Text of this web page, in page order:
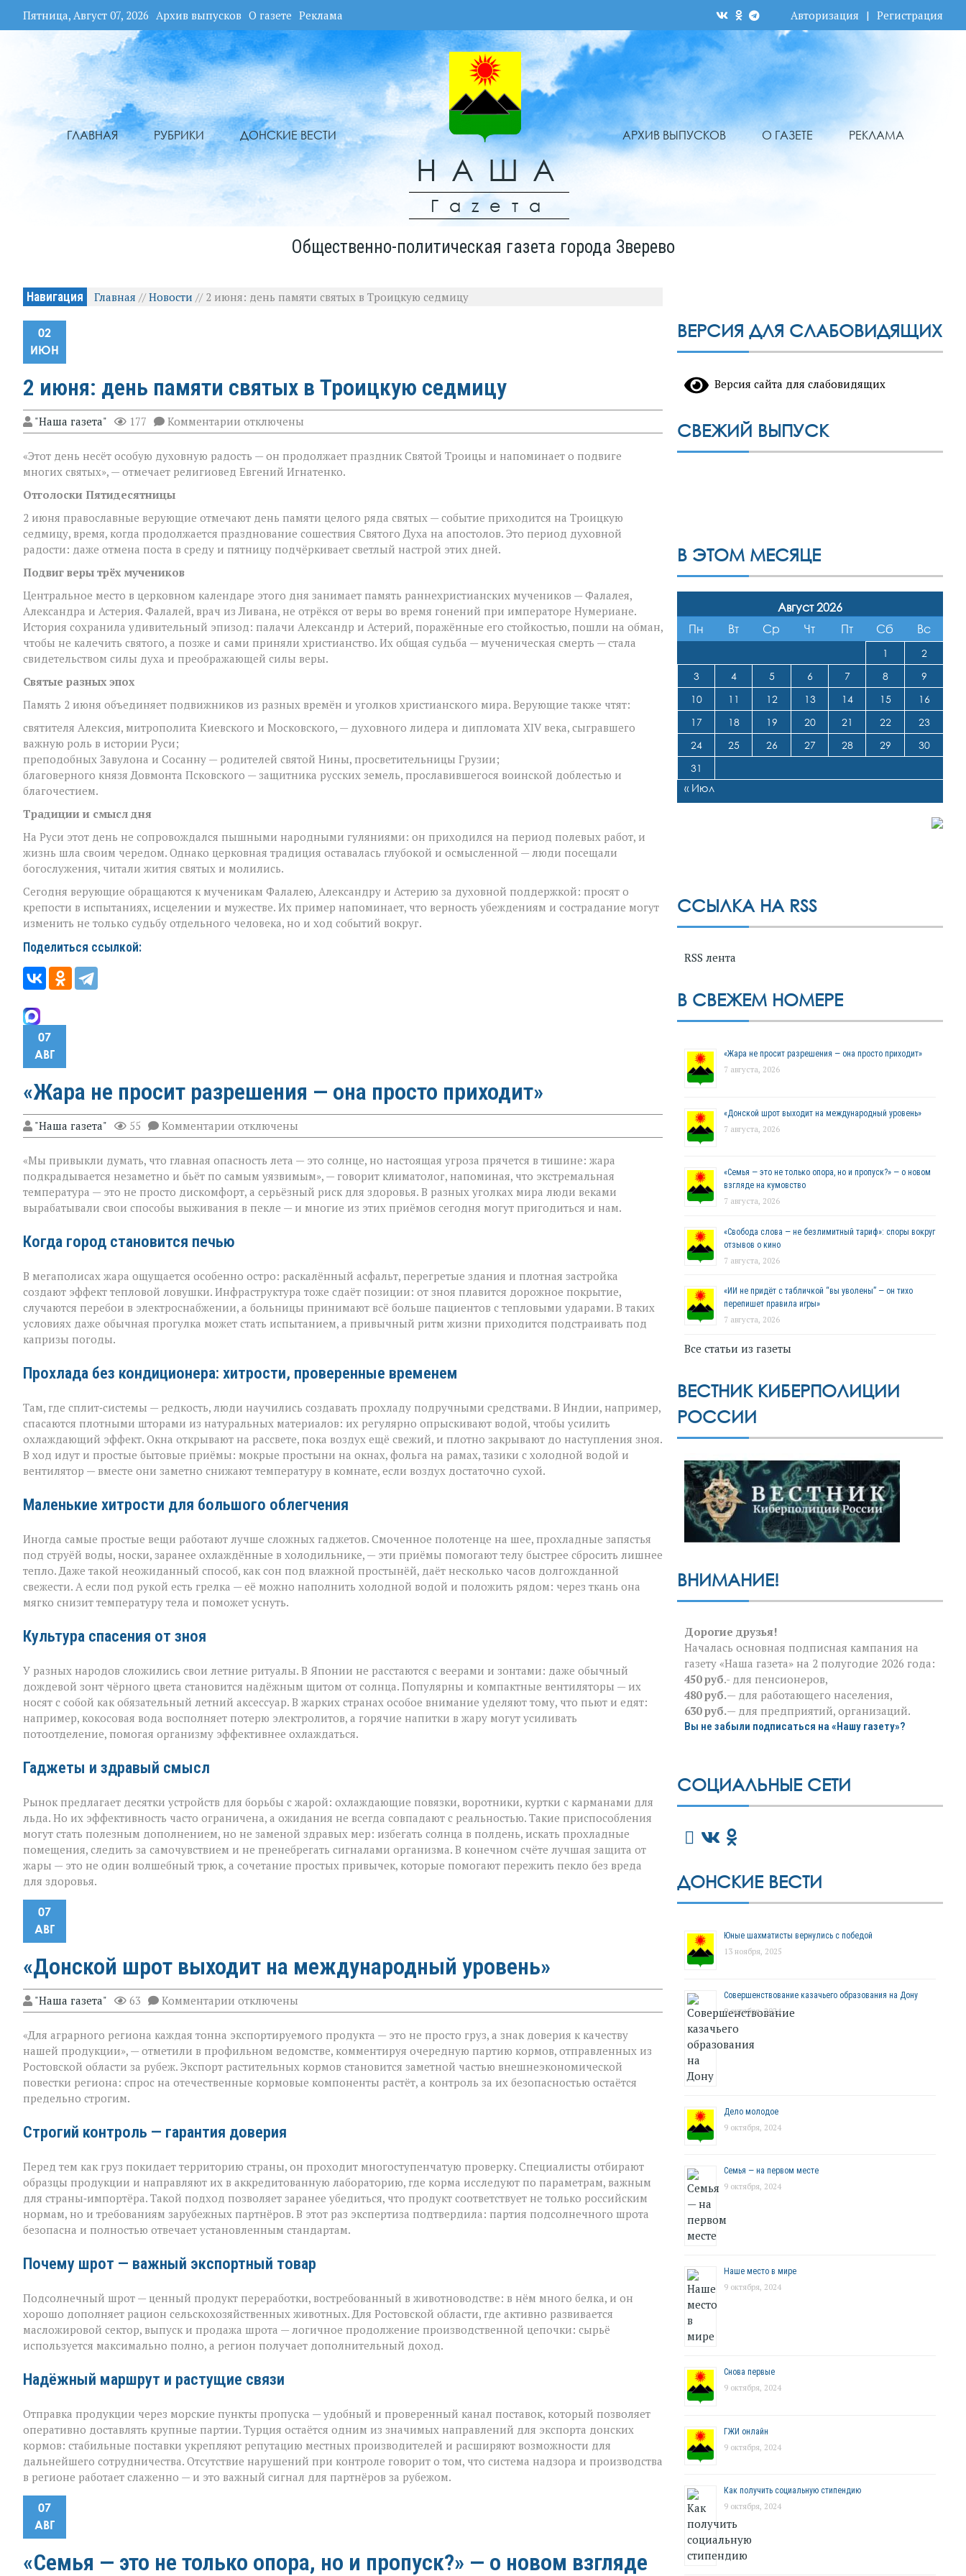
Пятница, Август 07, 2026 Архив выпусков О газете Реклама Авторизация | Регистрация
ГЛАВНАЯ РУБРИКИ ДОНСКИЕ ВЕСТИ
НАША
Гаzета
АРХИВ ВЫПУСКОВ О ГАЗЕТЕ РЕКЛАМА
Общественно-политическая газета города Зверево
Навигация Главная //Новости // 2 июня: день памяти святых в Троицкую седмицу
02
ИЮН
2 июня: день памяти святых в Троицкую седмицу
"Наша газета" 177 Комментарии к
записи
день
памяти
седмицу
отключены
«Этот день несёт особую духовную радость — он продолжает праздник Святой Троицы и напоминает о подвиге
многих святых», — отмечает религиовед Евгений Игнатенко.
Отголоски Пятидесятницы
2 июня православные верующие отмечают день памяти целого ряда святых — событие приходится на Троицкую
седмицу, время, когда продолжается празднование сошествия Святого Духа на апостолов. Это период духовной
радости: даже отмена поста в среду и пятницу подчёркивает светлый настрой этих дней.
Подвиг веры трёх мучеников
Центральное место в церковном календаре этого дня занимает память раннехристианских мучеников — Фалалея,
Александра и Астерия. Фалалей, врач из Ливана, не отрёкся от веры во время гонений при императоре Нумериане.
История сохранила удивительный эпизод: палачи Александр и Астерий, поражённые его стойкостью, пошли на обман,
чтобы не калечить святого, а позже и сами приняли христианство. Их общая судьба — мученическая смерть — стала
свидетельством силы духа и преображающей силы веры.
Святые разных эпох
Память 2 июня объединяет подвижников из разных времён и уголков христианского мира. Верующие также чтят:
святителя Алексия, митрополита Киевского и Московского, — духовного лидера и дипломата XIV века, сыгравшего
важную роль в истории Руси;
преподобных Завулона и Сосанну — родителей святой Нины, просветительницы Грузии;
благоверного князя Довмонта Псковского — защитника русских земель, прославившегося воинской доблестью и
благочестием.
Традиции и смысл дня
На Руси этот день не сопровождался пышными народными гуляниями: он приходился на период полевых работ, и
жизнь шла своим чередом. Однако церковная традиция оставалась глубокой и осмысленной — люди посещали
богослужения, читали жития святых и молились.
Сегодня верующие обращаются к мученикам Фалалею, Александру и Астерию за духовной поддержкой: просят о
крепости в испытаниях, исцелении и мужестве. Их пример напоминает, что верность убеждениям и сострадание могут
изменить не только судьбу отдельного человека, но и ход событий вокруг.
Поделиться ссылкой:
07
АВГ
«Жара не просит разрешения — она просто приходит»
"Наша газета" 55 Комментарии к
записи
не
просит
разрешения — она
просто
приходит»
отключены
«Мы привыкли думать, что главная опасность лета — это солнце, но настоящая угроза прячется в тишине: жара
подкрадывается незаметно и бьёт по самым уязвимым», — говорит климатолог, напоминая, что экстремальная
температура — это не просто дискомфорт, а серьёзный риск для здоровья. В разных уголках мира люди веками
вырабатывали свои способы выживания в пекле — и многие из этих приёмов сегодня могут пригодиться и нам.
Когда город становится печью
В мегаполисах жара ощущается особенно остро: раскалённый асфальт, перегретые здания и плотная застройка
создают эффект тепловой ловушки. Инфраструктура тоже сдаёт позиции: от зноя плавится дорожное покрытие,
случаются перебои в электроснабжении, а больницы принимают всё больше пациентов с тепловыми ударами. В таких
условиях даже обычная прогулка может стать испытанием, а привычный ритм жизни приходится подстраивать под
капризы погоды.
Прохлада без кондиционера: хитрости, проверенные временем
Там, где сплит‑системы — редкость, люди научились создавать прохладу подручными средствами. В Индии, например,
спасаются плотными шторами из натуральных материалов: их регулярно опрыскивают водой, чтобы усилить
охлаждающий эффект. Окна открывают на рассвете, пока воздух ещё свежий, и плотно закрывают до наступления зноя.
В ход идут и простые бытовые приёмы: мокрые простыни на окнах, фольга на рамах, тазики с холодной водой и
вентилятор — вместе они заметно снижают температуру в комнате, если воздух достаточно сухой.
Маленькие хитрости для большого облегчения
Иногда самые простые вещи работают лучше сложных гаджетов. Смоченное полотенце на шее, прохладные запястья
под струёй воды, носки, заранее охлаждённые в холодильнике, — эти приёмы помогают телу быстрее сбросить лишнее
тепло. Даже такой неожиданный способ, как сон под влажной простынёй, даёт несколько часов долгожданной
свежести. А если под рукой есть грелка — её можно наполнить холодной водой и положить рядом: через ткань она
мягко снизит температуру тела и поможет уснуть.
Культура спасения от зноя
У разных народов сложились свои летние ритуалы. В Японии не расстаются с веерами и зонтами: даже обычный
дождевой зонт чёрного цвета становится надёжным щитом от солнца. Популярны и компактные вентиляторы — их
носят с собой как обязательный летний аксессуар. В жарких странах особое внимание уделяют тому, что пьют и едят:
например, кокосовая вода восполняет потерю электролитов, а горячие напитки в жару могут усиливать
потоотделение, помогая организму эффективнее охлаждаться.
Гаджеты и здравый смысл
Рынок предлагает десятки устройств для борьбы с жарой: охлаждающие повязки, воротники, куртки с карманами для
льда. Но их эффективность часто ограничена, а ожидания не всегда совпадают с реальностью. Такие приспособления
могут стать полезным дополнением, но не заменой здравых мер: избегать солнца в полдень, искать прохладные
помещения, следить за самочувствием и не пренебрегать сигналами организма. В конечном счёте лучшая защита от
жары — это не один волшебный трюк, а сочетание простых привычек, которые помогают пережить пекло без вреда
для здоровья.
07
АВГ
«Донской шрот выходит на международный уровень»
"Наша газета" 63 Комментарии к
записи
шрот
выходит
международный
уровень»
отключены
«Для аграрного региона каждая тонна экспортируемого продукта — это не просто груз, а знак доверия к качеству
нашей продукции», — отметили в профильном ведомстве, комментируя очередную партию кормов, отправленных из
Ростовской области за рубеж. Экспорт растительных кормов становится заметной частью внешнеэкономической
повестки региона: спрос на отечественные кормовые компоненты растёт, а контроль за их безопасностью остаётся
предельно строгим.
Строгий контроль — гарантия доверия
Перед тем как груз покидает территорию страны, он проходит многоступенчатую проверку. Специалисты отбирают
образцы продукции и направляют их в аккредитованную лабораторию, где корма исследуют по параметрам, важным
для страны‑импортёра. Такой подход позволяет заранее убедиться, что продукт соответствует не только российским
нормам, но и требованиям зарубежных партнёров. В этот раз экспертиза подтвердила: партия подсолнечного шрота
безопасна и полностью отвечает установленным стандартам.
Почему шрот — важный экспортный товар
Подсолнечный шрот — ценный продукт переработки, востребованный в животноводстве: в нём много белка, и он
хорошо дополняет рацион сельскохозяйственных животных. Для Ростовской области, где активно развивается
масложировой сектор, выпуск и продажа шрота — логичное продолжение производственной цепочки: сырьё
используется максимально полно, а регион получает дополнительный доход.
Надёжный маршрут и растущие связи
Отправка продукции через морские пункты пропуска — удобный и проверенный канал поставок, который позволяет
оперативно доставлять крупные партии. Турция остаётся одним из значимых направлений для экспорта донских
кормов: стабильные поставки укрепляют репутацию местных производителей и расширяют возможности для
дальнейшего сотрудничества. Отсутствие нарушений при контроле говорит о том, что система надзора и производства
в регионе работает слаженно — и это важный сигнал для партнёров за рубежом.
07
АВГ
«Семья — это не только опора, но и пропуск?» — о новом взгляде
ВЕРСИЯ ДЛЯ СЛАБОВИДЯЩИХ
Версия сайта для слабовидящих
СВЕЖИЙ ВЫПУСК
В ЭТОМ МЕСЯЦЕ
Август 2026
Пн
Вт Ср Чт Пт Сб Вс
1
2
3
4 5 6 7 8
9
10
11 12 13 14 15
16
17
18 19 20 21 22
23
24
25 26 27 28 29
30
31
« Июл
ССЫЛКА НА RSS
RSS лента
В СВЕЖЕМ НОМЕРЕ
«Жара не просит разрешения — она просто приходит»
7 августа, 2026
«Донской шрот выходит на международный уровень»
7 августа, 2026
«Семья — это не только опора, но и пропуск?» — о новом
взгляде на кумовство
7 августа, 2026
«Свобода слова — не безлимитный тариф»: споры вокруг
отзывов о кино
7 августа, 2026
«ИИ не придёт с табличкой “вы уволены” — он тихо
перепишет правила игры»
7 августа, 2026
Все статьи из газеты
ВЕСТНИК КИБЕРПОЛИЦИИ
РОССИИ
ВНИМАНИЕ!
Дорогие друзья!
Началась основная подписная кампания на
газету «Наша газета» на 2 полугодие 2026 года:
450 руб.- для пенсионеров,
480 руб.— для работающего населения,
630 руб.— для предприятий, организаций.
Вы не забыли подписаться на «Нашу газету»?
СОЦИАЛЬНЫЕ СЕТИ
ДОНСКИЕ ВЕСТИ
Юные шахматисты вернулись с победой
13 ноября, 2025
Совершенствование казачьего образования на Дону
9 октября, 2024
Дело молодое
9 октября, 2024
Семья — на первом месте
9 октября, 2024
Наше место в мире
9 октября, 2024
Снова первые
9 октября, 2024
ГЖИ онлайн
9 октября, 2024
Как получить социальную стипендию
9 октября, 2024